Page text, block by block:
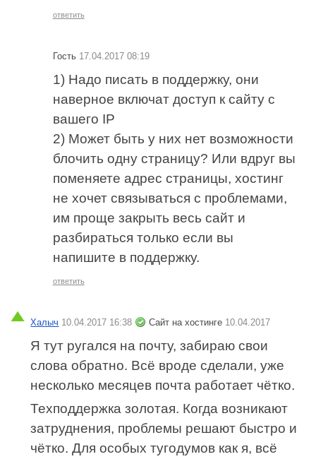
ответить
Гость 17.04.2017 08:19
1) Надо писать в поддержку, они
наверное включат доступ к сайту с
вашего IP
2) Может быть у них нет возможности
блочить одну страницу? Или вдруг вы
поменяете адрес страницы, хостинг
не хочет связываться с проблемами,
им проще закрыть весь сайт и
разбираться только если вы
напишите в поддержку.
ответить
Халыч 10.04.2017 16:38 Сайт на хостинге 10.04.2017
Я тут ругался на почту, забираю свои
слова обратно. Всё вроде сделали, уже
несколько месяцев почта работает чётко.
Техподдержка золотая. Когда возникают
затруднения, проблемы решают быстро и
чётко. Для особых тугодумов как я, всё